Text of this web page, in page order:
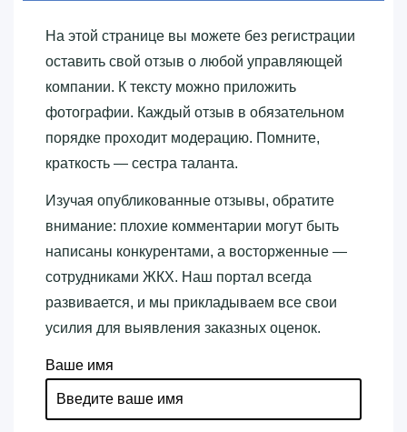
На этой странице вы можете без регистрации
оставить свой отзыв о любой управляющей
компании. К тексту можно приложить
фотографии. Каждый отзыв в обязательном
порядке проходит модерацию. Помните,
краткость — сестра таланта.
Изучая опубликованные отзывы, обратите
внимание: плохие комментарии могут быть
написаны конкурентами, а восторженные —
сотрудниками ЖКХ. Наш портал всегда
развивается, и мы прикладываем все свои
усилия для выявления заказных оценок.
Ваше имя